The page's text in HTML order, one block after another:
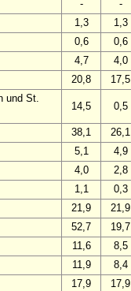
-
-
1,3
1,3
0,6
0,6
4,7
4,0
20,8
17,5
und St.
14,5 0,5
38,1
26,1
5,1
4,9
4,0
2,8
1,1
0,3
21,9
21,9
52,7
19,7
11,6
8,5
11,9
8,4
17,9
17,9